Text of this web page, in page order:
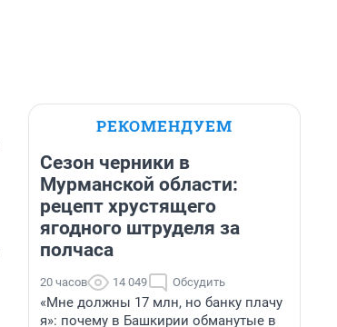
РЕКОМЕНДУЕМ
Сезон черники в
Мурманской области:
рецепт хрустящего
ягодного штруделя за
полчаса
20 часов 14 049 Обсудить
«Мне должны 17 млн, но банку плачу
я»: почему в Башкирии обманутые в